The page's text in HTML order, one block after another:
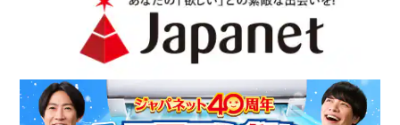
音が静かで室温を下げるのにも時間が掛からず快適に過ごせて
（愛知県 50代S.T様